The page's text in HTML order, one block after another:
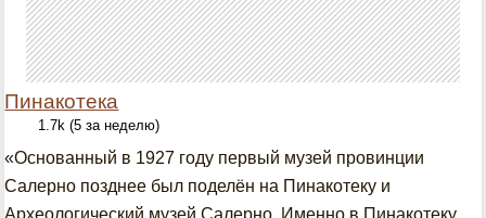
Пинакотека
1.7k (5 за неделю)
«Основанный в 1927 году первый музей провинции
Салерно позднее был поделён на Пинакотеку и
Археологический музей Салерно. Именно в Пинакотеку